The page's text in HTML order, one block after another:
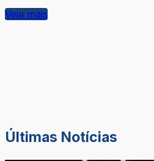
Veja mais
Últimas Notícias